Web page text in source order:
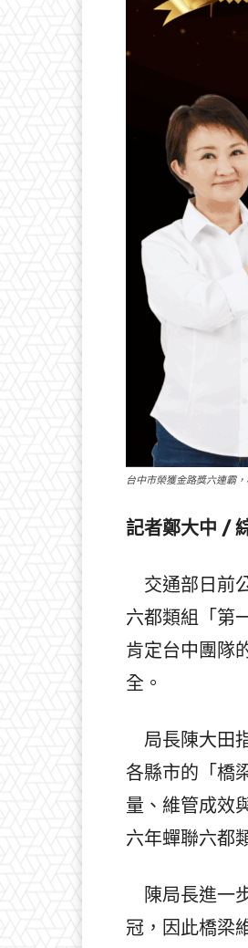
台中市榮獲金路獎六連霸
記者鄭大中 /
交通部日前
六都類組「第
肯定台中團隊
全。
局長陳大田
各縣市的「橋
量、維管成效
六年蟬聯六都
陳局長進一
冠，因此橋梁